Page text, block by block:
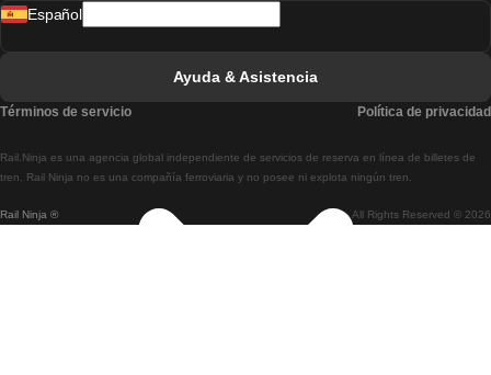
Tren De Lisboa A Braga
Tren De Braga A Lisboa
Rail Ninja ® All Rights Reserved © 2026
Rail.Ninja es una agencia global independiente de servicios de reserva en línea de billetes de
tren. Rail Ninja no es una compañía ferroviaria y no posee ni explota ningún tren.
Español
Ayuda & Asistencia
Términos de servicio Política de privacidad